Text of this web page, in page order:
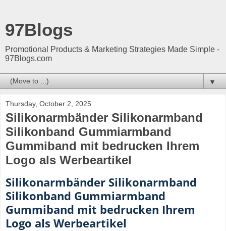
97Blogs
Promotional Products & Marketing Strategies Made Simple -
97Blogs.com
▼
Thursday, October 2, 2025
Silikonarmbänder Silikonarmband
Silikonband Gummiarmband
Gummiband mit bedrucken Ihrem
Logo als Werbeartikel
Silikonarmbänder Silikonarmband
Silikonband Gummiarmband
Gummiband mit bedrucken Ihrem
Logo als Werbeartikel